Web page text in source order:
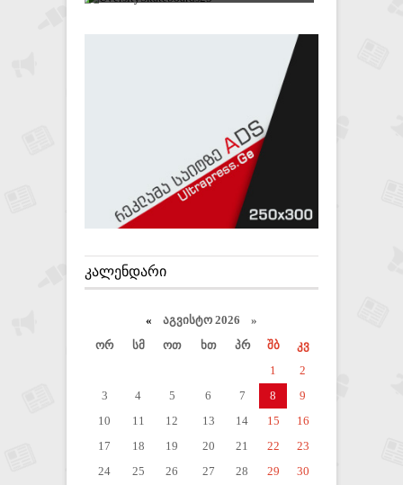
ᲙᲐᲚᲔᲜᲓᲐᲠᲘ
« აგვისტო 2026 »
ორ
სმ ოთ ხთ პრ შბ
კვ
1
2
3
4 5 6 7 8
9
10
11 12 13 14 15
16
17
18 19 20 21 22
23
24
25 26 27 28 29
30